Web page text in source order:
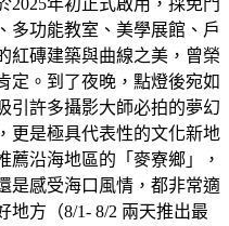
多功能教室、美學展館、戶
紅磚建築與曲線之美，曾榮
定。到了夜晚，點燈後宛如
引許多攝影大師必拍的夢幻
更是極具代表性的文化新地
薦沿海地區的「麥寮鄉」，
是感受海口風情，都非常適
地方（8/1- 8/2 兩天推出最